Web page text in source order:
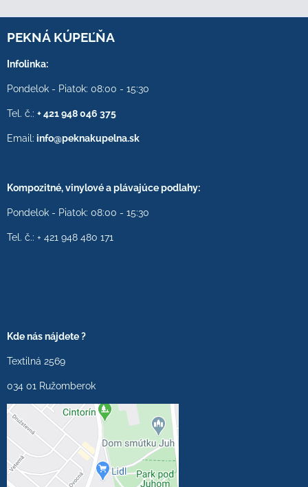
PEKNÁ KÚPEĽŇA
Infolinka:
Pondelok - Piatok: 08:00 - 15:30
Tel. č.: + 421 948 046 375
Email: info@peknakupelna.sk
Kompozitné, vinylové a plávajúce podlahy:
Pondelok - Piatok: 08:00 - 15:30
Tel. č.: + 421 948 480 171
Kde nás nájdete ?
Textilná 2569
034 01 Ružomberok
Externý obsah je
blokovaný Voľbami
súkromia